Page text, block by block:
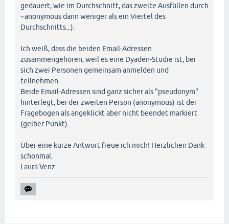
gedauert, wie im Durchschnitt, das zweite Ausfüllen durch
~anonymous dann weniger als ein Viertel des
Durchschnitts...).
Ich weiß, dass die beiden Email-Adressen
zusammengehören, weil es eine Dyaden-Studie ist, bei
sich zwei Personen gemeinsam anmelden und
teilnehmen.
Beide Email-Adressen sind ganz sicher als "pseudonym"
hinterlegt, bei der zweiten Person (anonymous) ist der
Fragebogen als angeklickt aber nicht beendet markiert
(gelber Punkt).
Über eine kurze Antwort freue ich mich! Herzlichen Dank
schonmal.
Laura Venz